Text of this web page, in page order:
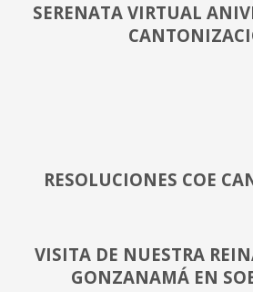
SERENATA VIRTUAL
RESOLUCIONES COE
VISITA DE NUESTRA
GONZANAMÁ EN